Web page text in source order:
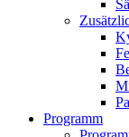
Programm